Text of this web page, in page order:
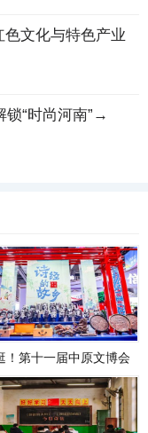
文化与特色产业
锁“时尚河南”→
！第十一届中原文博会